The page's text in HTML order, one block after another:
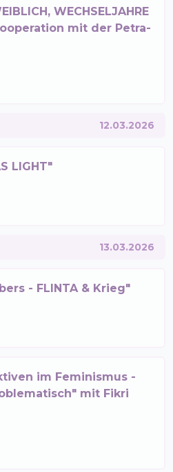
WECHSELJAHRE
mit der Petra-
12.03.2026
LIGHT"
13.03.2026
- FLINTA & Krieg"
im Feminismus -
mit Fikri